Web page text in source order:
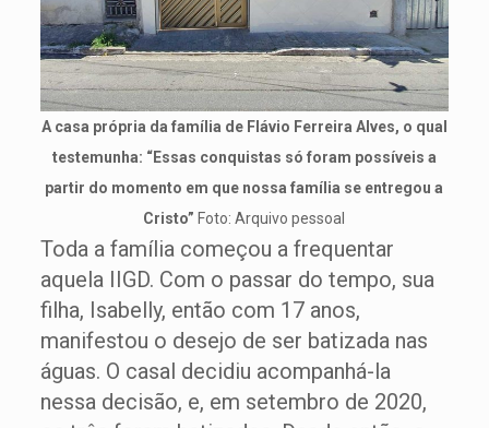
A casa própria da família de Flávio Ferreira Alves, o qual
testemunha: “Essas conquistas só foram possíveis a
partir do momento em que nossa família se entregou a
Cristo” Foto: Arquivo pessoal
Toda a família começou a frequentar
aquela IIGD. Com o passar do tempo, sua
filha, Isabelly, então com 17 anos,
manifestou o desejo de ser batizada nas
águas. O casal decidiu acompanhá-la
nessa decisão, e, em setembro de 2020,